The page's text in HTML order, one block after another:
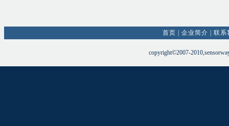
首页 企业简介 联系
copyright©2007-